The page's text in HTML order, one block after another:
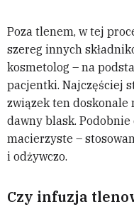
Poza tlenem, w tej
szereg innych
kosmetolog – na
pacjentki. Najczęściej
związek ten doskonale
dawny blask.
macierzyste –
i odżywczo.
Czy infuzja